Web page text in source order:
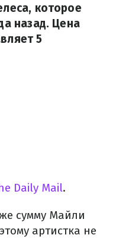
которое
назад. Цена
5
Daily Mail.
сумму Майли
артистка не